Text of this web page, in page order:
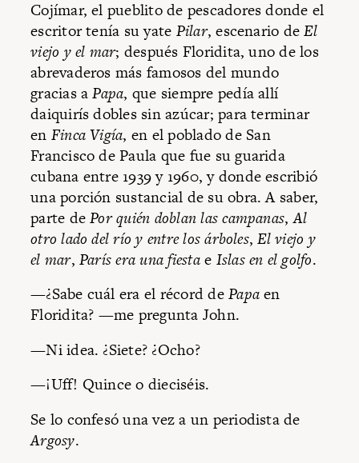
Cojímar, el pueblito de pescadores donde el
escritor tenía su yate Pilar, escenario deEl
viejo y el mar; después Floridita, uno de los
abrevaderos más famosos del mundo
gracias aPapa, que siempre pedía allí
daiquirís dobles sin azúcar; para terminar
en Finca Vigía, en el poblado de San
Francisco de Paula que fue su guarida
cubana entre 1939 y 1960, y donde escribió
una porción sustancial de su obra. A saber,
parte dePor quién doblan las campanas,Al
otro lado del río y entre los árboles, El viejo y
el mar, París era una fiestae Islas en el golfo.
—¿Sabe cuál era el récord dePapaen
Floridita? —me pregunta John.
—Ni idea. ¿Siete? ¿Ocho?
—¡Uff! Quince o dieciséis.
Se lo confesó una vez a un periodista de
Argosy.